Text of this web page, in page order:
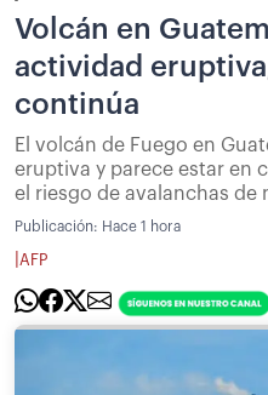
Volcán en
actividad
continúa
El volcán de Fuego en
eruptiva y parece estar en
el riesgo de avalanchas de
Publicación: Hace 1 hora
AFP